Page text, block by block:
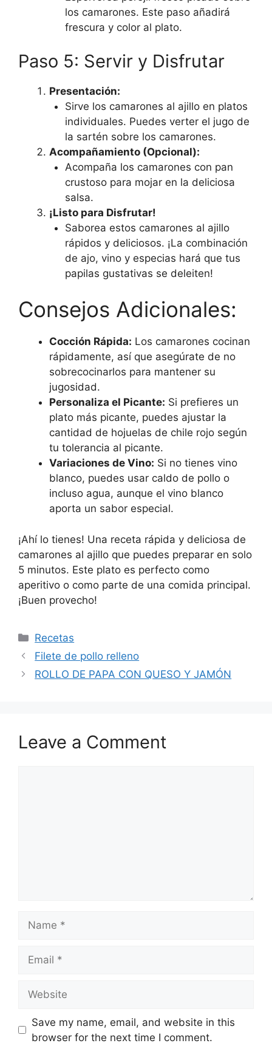
los camarones. Este paso añadirá
frescura y color al plato.
Paso 5: Servir y Disfrutar
Presentación:
Sirve los camarones al ajillo en platos
individuales. Puedes verter el jugo de
la sartén sobre los camarones.
Acompañamiento (Opcional):
Acompaña los camarones con pan
crustoso para mojar en la deliciosa
salsa.
¡Listo para Disfrutar!
Saborea estos camarones al ajillo
rápidos y deliciosos. ¡La combinación
de ajo, vino y especias hará que tus
papilas gustativas se deleiten!
Consejos Adicionales:
Cocción Rápida: Los camarones cocinan
rápidamente, así que asegúrate de no
sobrecocinarlos para mantener su
jugosidad.
Personaliza el Picante: Si prefieres un
plato más picante, puedes ajustar la
cantidad de hojuelas de chile rojo según
tu tolerancia al picante.
Variaciones de Vino: Si no tienes vino
blanco, puedes usar caldo de pollo o
incluso agua, aunque el vino blanco
aporta un sabor especial.
¡Ahí lo tienes! Una receta rápida y deliciosa de
camarones al ajillo que puedes preparar en solo
5 minutos. Este plato es perfecto como
aperitivo o como parte de una comida principal.
¡Buen provecho!
Categories
Recetas
Filete de pollo relleno
ROLLO DE PAPA CON QUESO Y JAMÓN
Leave a Comment
Save my name, email, and website in this
browser for the next time I comment.